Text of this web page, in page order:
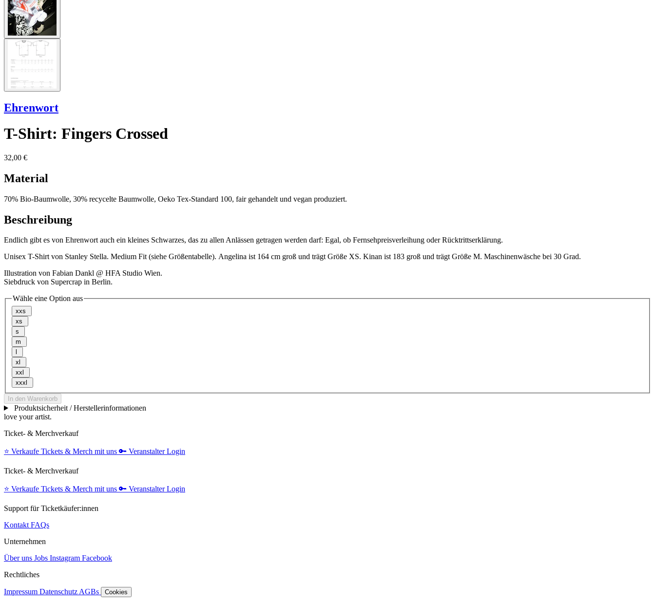
Ehrenwort
T-Shirt: Fingers Crossed
32,00 €
Material
70% Bio-Baumwolle, 30% recycelte Baumwolle, Oeko Tex-Standard 100, fair gehandelt und vegan produziert.
Beschreibung
Endlich gibt es von Ehrenwort auch ein kleines Schwarzes, das zu allen Anlässen getragen werden darf: Egal, ob Fernsehpreisverleihung oder Rücktrittserklärung.
Unisex T-Shirt von Stanley Stella. Medium Fit (siehe Größentabelle). Angelina ist 164 cm groß und trägt Größe XS. Kinan ist 183 groß und trägt Größe M. Maschinenwäsche bei 30 Grad.
Illustration von Fabian Dankl @ HFA Studio Wien.
Siebdruck von Supercrap in Berlin.
Wähle eine Option aus
xxs
xs
s
m
xl
xxl
xxxl
In den Warenkorb
Produktsicherheit / Herstellerinformationen
love your artist.
Ticket- & Merchverkauf
⭐️ Verkaufe Tickets & Merch mit uns 🔑 Veranstalter Login
Ticket- & Merchverkauf
⭐️ Verkaufe Tickets & Merch mit uns 🔑 Veranstalter Login
Support für Ticketkäufer:innen
Kontakt FAQs
Unternehmen
Über uns Jobs Instagram Facebook
Rechtliches
Impressum Datenschutz AGBs Cookies